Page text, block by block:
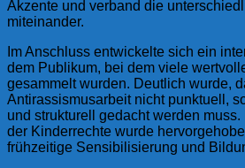
Akzente und verband die
miteinander.
Im Anschluss entwickelte sich ein
dem Publikum, bei dem viele
gesammelt wurden. Deutlich wurde,
Antirassismusarbeit nicht punktuell,
und strukturell gedacht werden
der Kinderrechte wurde
frühzeitige Sensibilisierung und